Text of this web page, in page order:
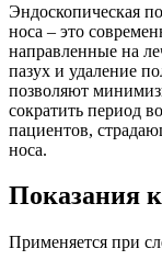
Эндоскопическая
носа – это
направленные на
пазух и удаление
позволяют
сократить период
пациентов,
носа.
Показания
Применяется при